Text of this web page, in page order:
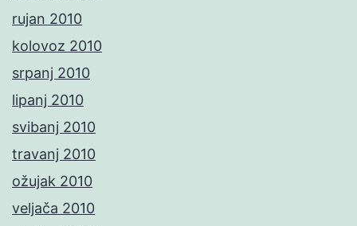
rujan 2010
kolovoz 2010
srpanj 2010
lipanj 2010
svibanj 2010
travanj 2010
ožujak 2010
veljača 2010